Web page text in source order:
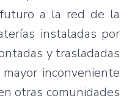
a la red de la
instaladas por
y trasladadas
inconveniente
otras comunidades